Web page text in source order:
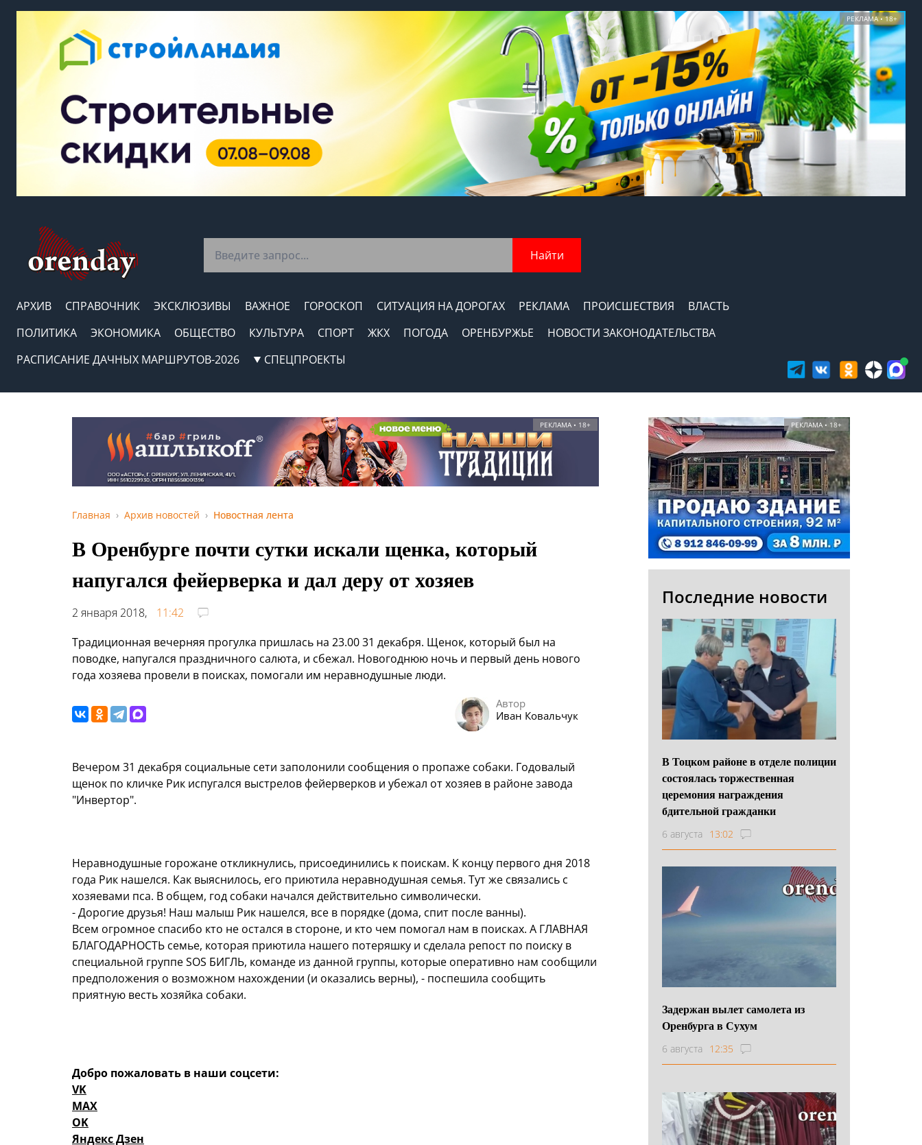
РЕКЛАМА • 18+
Найти
АРХИВ СПРАВОЧНИК ЭКСКЛЮЗИВЫ ВАЖНОЕ ГОРОСКОП СИТУАЦИЯ НА ДОРОГАХ РЕКЛАМА ПРОИСШЕСТВИЯ
ВЛАСТЬ
ПОЛИТИКА
ЭКОНОМИКА ОБЩЕСТВО КУЛЬТУРА СПОРТ ЖКХ ПОГОДА ОРЕНБУРЖЬЕ
НОВОСТИ ЗАКОНОДАТЕЛЬСТВА
РАСПИСАНИЕ ДАЧНЫХ МАРШРУТОВ-2026
СПЕЦПРОЕКТЫ
РЕКЛАМА • 18+
Главная Архив новостей Новостная лента
В Оренбурге почти сутки искали щенка, который
напугался фейерверка и дал деру от хозяев
2 января 2018,
11:42
Традиционная вечерняя прогулка пришлась на 23.00 31 декабря. Щенок, который был на
поводке, напугался праздничного салюта, и сбежал. Новогоднюю ночь и первый день нового
года хозяева провели в поисках, помогали им неравнодушные люди.
Автор
Иван Ковальчук
Вечером 31 декабря социальные сети заполонили сообщения о пропаже собаки. Годовалый
щенок по кличке Рик испугался выстрелов фейерверков и убежал от хозяев в районе завода
"Инвертор".
Неравнодушные горожане откликнулись, присоединились к поискам. К концу первого дня 2018
года Рик нашелся. Как выяснилось, его приютила неравнодушная семья. Тут же связались с
хозяевами пса. В общем, год собаки начался действительно символически.
- Дорогие друзья! Наш малыш Рик нашелся, все в порядке (дома, спит после ванны).
Всем огромное спасибо кто не остался в стороне, и кто чем помогал нам в поисках. А ГЛАВНАЯ
БЛАГОДАРНОСТЬ семье, которая приютила нашего потеряшку и сделала репост по поиску в
специальной группе SOS БИГЛЬ, команде из данной группы, которые оперативно нам сообщили
предположения о возможном нахождении (и оказались верны), - поспешила сообщить
приятную весть хозяйка собаки.
Добро пожаловать в наши соцсети:
VK
MAX
OK
Яндекс Дзен
РЕКЛАМА • 18+
Последние новости
В Тоцком районе в отделе полиции
состоялась торжественная
церемония награждения
бдительной гражданки
6 августа 13:02
Задержан вылет самолета из
Оренбурга в Сухум
6 августа 12:35